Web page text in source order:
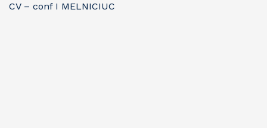
CV – conf I MELNICIUC